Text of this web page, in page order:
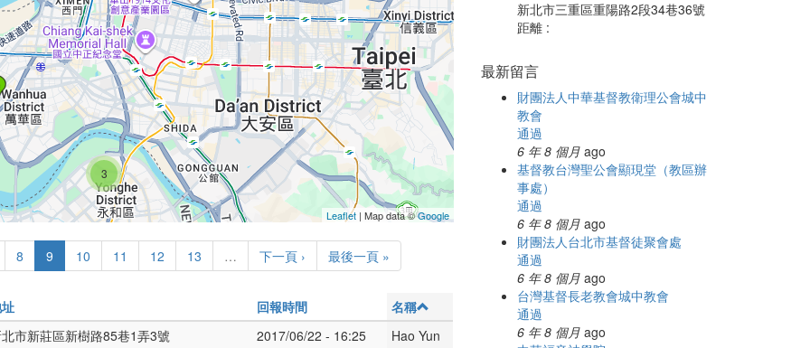
3
Leaflet| Map data ©Google
8 9 10 11 12 13 … 下一頁 › 最後一頁 »
回報時間
名稱
市新莊區新樹路85巷1弄3號
2017/06/22 - 16:25
Hao Yun
新北市三重區重陽路2段34巷36號
距離 :
最新留言
財團法人中華基督教衛理公會城中
教會
通過
6 年 8 個月ago
基督教台灣聖公會顯現堂（教區辦
事處）
通過
6 年 8 個月ago
財團法人台北市基督徒聚會處
通過
6 年 8 個月ago
台灣基督長老教會城中教會
通過
6 年 8 個月ago